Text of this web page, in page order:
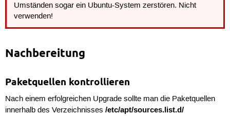
Umständen sogar ein Ubuntu-System zerstören. Nicht
verwenden!
Nachbereitung
Paketquellen kontrollieren
Nach einem erfolgreichen Upgrade sollte man die Paketquellen
innerhalb des Verzeichnisses /etc/apt/sources.list.d/